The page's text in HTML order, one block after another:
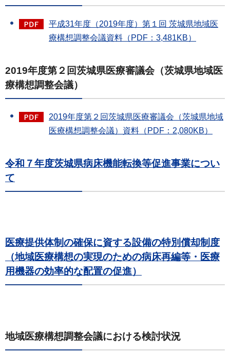
平成31年度（2019年度）第１回 茨城県地域医
療構想調整会議資料（PDF：3,481KB）
2019年度第２回茨城県医療審議会（茨城県地域医
療構想調整会議）
2019年度第２回茨城県医療審議会（茨城県地域
医療構想調整会議）資料（PDF：2,080KB）
令和７年度茨城県病床機能転換等促進事業につい
て
医療提供体制の確保に資する設備の特別償却制度
（地域医療構想の実現のための病床再編等・医療
用機器の効率的な配置の促進）
地域医療構想調整会議における検討状況